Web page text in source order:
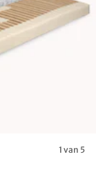
1 van 5